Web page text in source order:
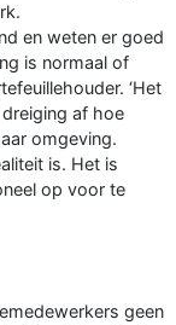
en weten er goed
is normaal of
‘Het
af hoe
omgeving.
is. Het is
op voor te
geen